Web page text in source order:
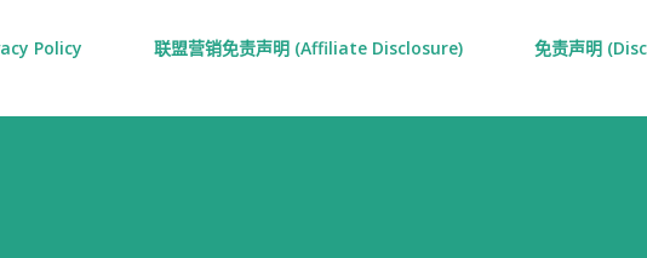
Policy 联盟营销免责声明 (Affiliate Disclosure) 免责声明